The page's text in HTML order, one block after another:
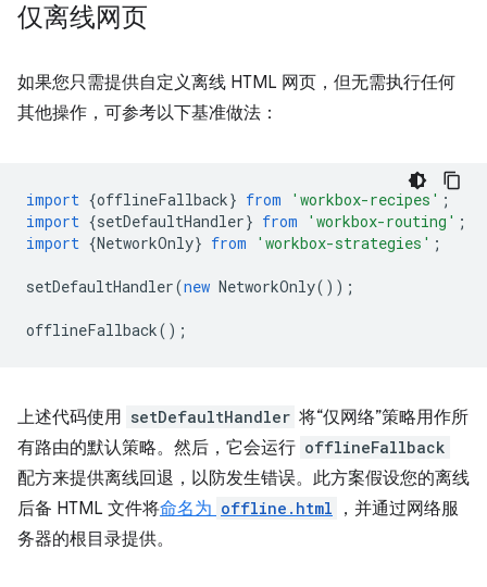
仅离线网页
如果您只需提供自定义离线 HTML 网页，但无需执行任何
其他操作，可参考以下基准做法：
import {offlineFallback} from 'workbox-recipes' ;
import {setDefaultHandler} from 'workbox-routing' ;
import {NetworkOnly} from 'workbox-strategies' ;
setDefaultHandler(new NetworkOnly());
offlineFallback();
上述代码使用 setDefaultHandler 将“仅网络”策略用作所
有路由的默认策略。然后，它会运行 offlineFallback
配方来提供离线回退，以防发生错误。此方案假设您的离线
后备 HTML 文件将命名为 offline.html
，并通过网络服
务器的根目录提供。